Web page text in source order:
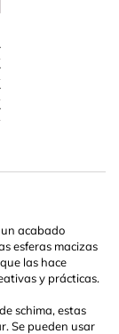
acabado
esferas macizas
las hace
y prácticas.
schima, estas
Se pueden usar